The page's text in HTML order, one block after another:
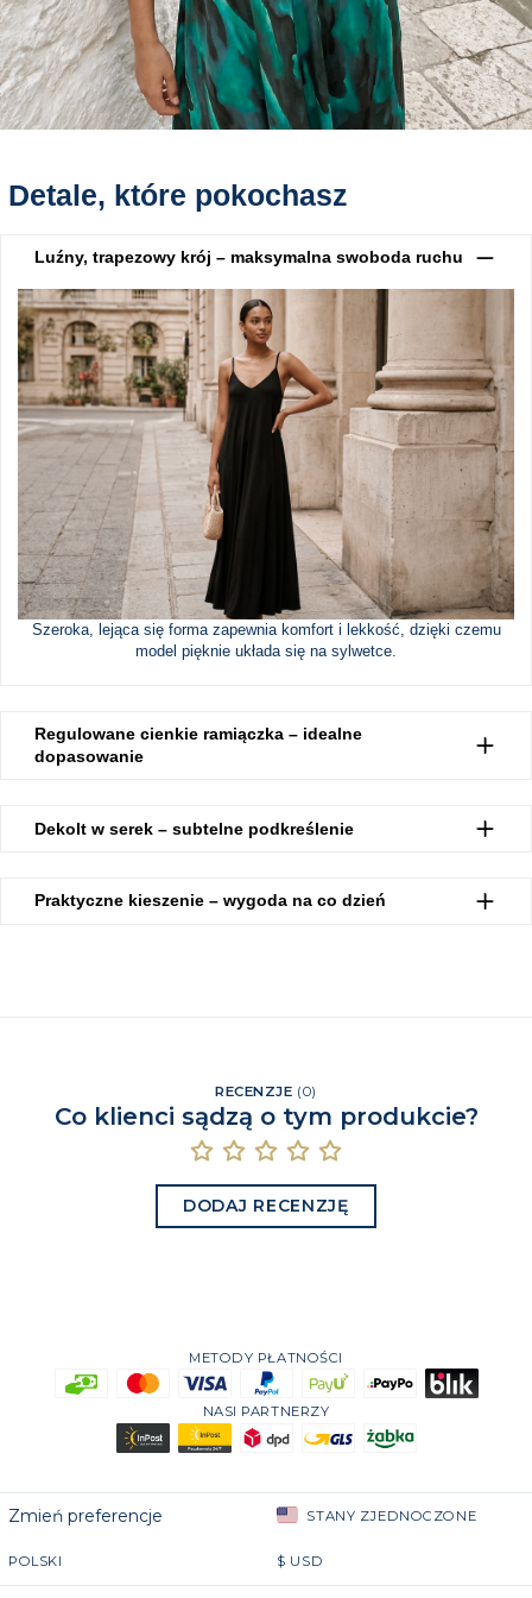
Detale, które pokochasz
Luźny, trapezowy krój – maksymalna swoboda ruchu
Szeroka, lejąca się forma zapewnia komfort i lekkość, dzięki czemu
model pięknie układa się na sylwetce.
Regulowane cienkie ramiączka – idealne
dopasowanie
Dekolt w serek – subtelne podkreślenie
Praktyczne kieszenie – wygoda na co dzień
RECENZJE (0)
Co klienci sądzą o tym produkcie?
DODAJ RECENZJĘ
METODY PŁATNOŚCI
NASI PARTNERZY
Zmień preferencje STANY ZJEDNOCZONE
POLSKI $ USD